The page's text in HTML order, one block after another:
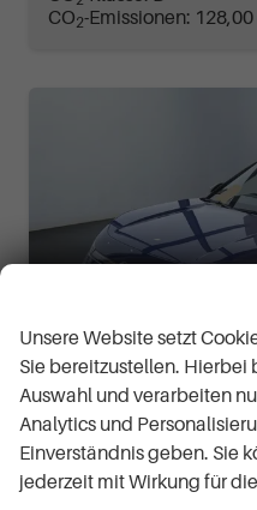
CO2-Emissionen:
Volkswagen T-Roc
Unsere Website setzt
Sie bereitzustellen. Hierbei
Auswahl und verarbeiten
Analytics und
Einverständnis geben. Sie
jederzeit mit Wirkung für